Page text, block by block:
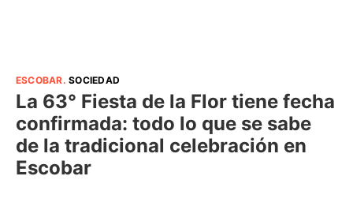
ESCOBAR.SOCIEDAD
La 63° Fiesta de la Flor tiene fecha
confirmada: todo lo que se sabe
de la tradicional celebración en
Escobar